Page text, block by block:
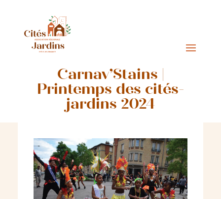
Carnav’Stains |
Printemps des cités-
jardins 2024